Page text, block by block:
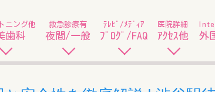
ニング他
歯科
救急診療有
夜間/一般
ﾃﾚﾋﾞ/ﾒﾃﾞｨｱ
ﾌﾞﾛｸﾞ/FAQ
医院詳細
ｱｸｾｽ他 外